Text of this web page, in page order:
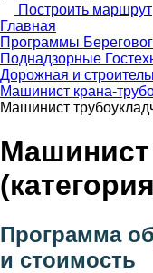
Построить маршрут
Главная
Программы
Поднадзорные
Дорожная и
Машинист крана-
Машинист
Машинист
Программа
и стоимость